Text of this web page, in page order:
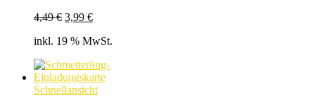
4,49€ Ursprünglicher
war:
3,99 €Aktueller
ist:
inkl. 19 % MwSt.
Schnellansicht